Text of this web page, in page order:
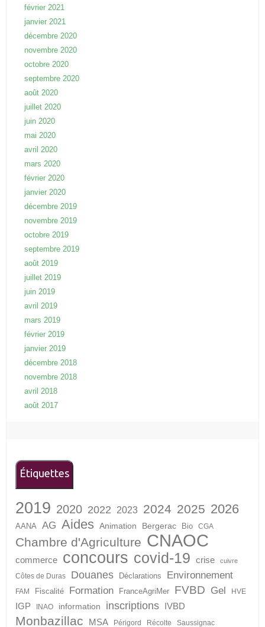
février 2021
janvier 2021
décembre 2020
novembre 2020
octobre 2020
septembre 2020
août 2020
juillet 2020
juin 2020
mai 2020
avril 2020
mars 2020
février 2020
janvier 2020
décembre 2019
novembre 2019
octobre 2019
septembre 2019
août 2019
juillet 2019
juin 2019
avril 2019
mars 2019
février 2019
janvier 2019
décembre 2018
novembre 2018
avril 2018
août 2017
Étiquettes
2019 2020 2022 2023 2024 2025 2026
AANA AG Aides Animation Bergerac Bio CGA
Chambre d'Agriculture CNAOC
commerce concours covid-19 crise cuivre
Côtes de Duras Douanes Déclarations Environnement
FAM Fiscalité Formation FranceAgriMer FVBD Gel HVE
IGP INAO information inscriptions IVBD
Monbazillac MSA Périgord Récolte Saussignac